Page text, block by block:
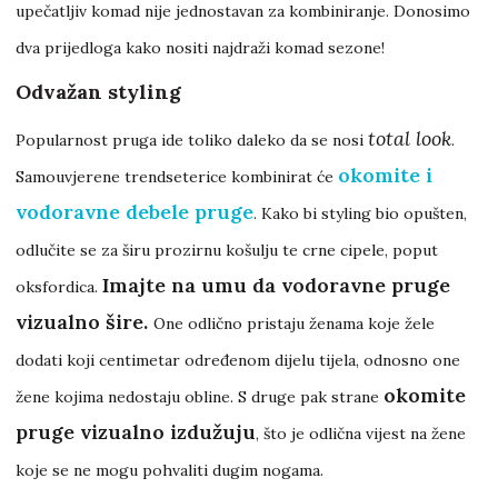
upečatljiv komad nije jednostavan za kombiniranje. Donosimo
dva prijedloga kako nositi najdraži komad sezone!
Odvažan styling
Popularnost pruga ide toliko daleko da se nosi total look.
Samouvjerene trendseterice kombinirat će okomite i
vodoravne debele pruge. Kako bi styling bio opušten,
odlučite se za širu prozirnu košulju te crne cipele, poput
oksfordica. Imajte na umu da vodoravne pruge
vizualno šire. One odlično pristaju ženama koje žele
dodati koji centimetar određenom dijelu tijela, odnosno one
žene kojima nedostaju obline. S druge pak strane okomite
pruge vizualno izdužuju, što je odlična vijest na žene
koje se ne mogu pohvaliti dugim nogama.